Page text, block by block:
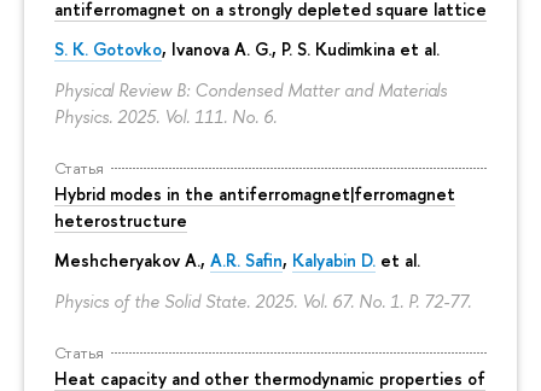
antiferromagnet on a strongly depleted square lattice
S. K. Gotovko, Ivanova A. G., P. S. Kudimkina et al.
Physical Review B: Condensed Matter and Materials
Physics. 2025. Vol. 111. No. 6.
Статья
Hybrid modes in the antiferromagnet|ferromagnet
heterostructure
Meshcheryakov A., A.R. Safin, Kalyabin D. et al.
Physics of the Solid State. 2025. Vol. 67. No. 1. P. 72-77.
Статья
Heat capacity and other thermodynamic properties of